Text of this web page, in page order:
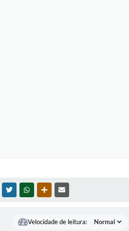
MESSENGER
TWITTERWHATSAPPOUTRAS MÍDIAS
Velocidade de leitura: